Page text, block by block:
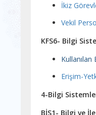
İkiz
Vekil
KFS6- Bilgi
Erişim-
4-Bilgi
BİS1- Bilgi ve